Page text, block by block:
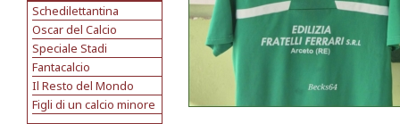
Schedilettantina
Oscar del Calcio
Speciale Stadi
Fantacalcio
Il Resto del Mondo
Figli di un calcio minore